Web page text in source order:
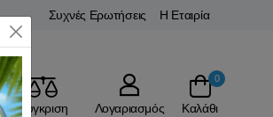
Συχνές Ερωτήσεις Η Εταιρία
Σύγκριση Λογαριασμός
0
Καλάθι
Close